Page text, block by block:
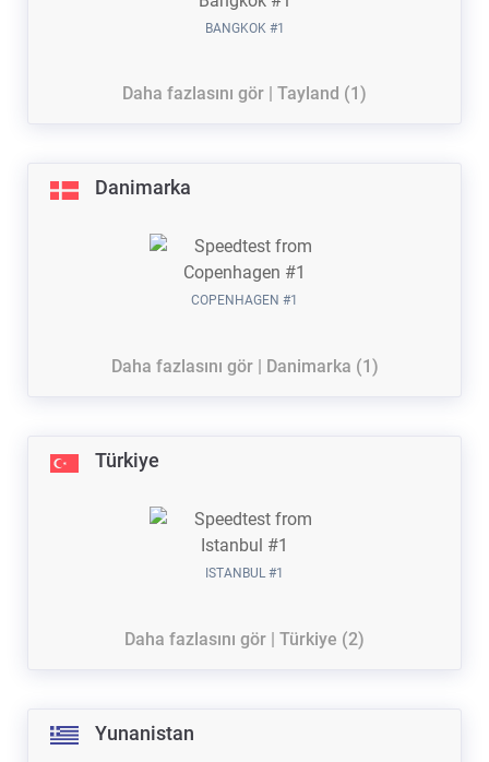
BANGKOK #1
Daha fazlasını gör | Tayland (1)
Danimarka
COPENHAGEN #1
Daha fazlasını gör | Danimarka (1)
Türkiye
ISTANBUL #1
Daha fazlasını gör | Türkiye (2)
Yunanistan